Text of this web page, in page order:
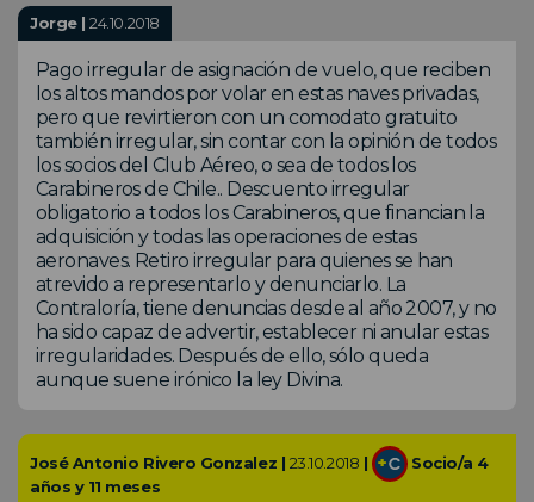
Jorge |24.10.2018
Pago irregular de asignación de vuelo, que reciben
los altos mandos por volar en estas naves privadas,
pero que revirtieron con un comodato gratuito
también irregular, sin contar con la opinión de todos
los socios del Club Aéreo, o sea de todos los
Carabineros de Chile.. Descuento irregular
obligatorio a todos los Carabineros, que financian la
adquisición y todas las operaciones de estas
aeronaves. Retiro irregular para quienes se han
atrevido a representarlo y denunciarlo. La
Contraloría, tiene denuncias desde al año 2007, y no
ha sido capaz de advertir, establecer ni anular estas
irregularidades. Después de ello, sólo queda
aunque suene irónico la ley Divina.
José Antonio Rivero Gonzalez | 23.10.2018 |
Socio/a 4
años y 11 meses